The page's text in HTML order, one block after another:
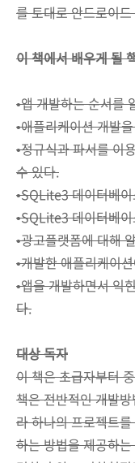
를 토대로 안드로이
이 책에서 배우게 될
•앱 개발하는 순서를
•애플리케이션 개발
•정규식과 파서를 이
수 있다.
•SQLite3 데이터베
•SQLite3 데이터베
•광고플랫폼에 대해
•개발한 애플리케이
•앱을 개발하면서 익
다.
대상 독자
이 책은 초급자부터
책은 전반적인 개발
라 하나의 프로젝트
하는 방법을 제공하